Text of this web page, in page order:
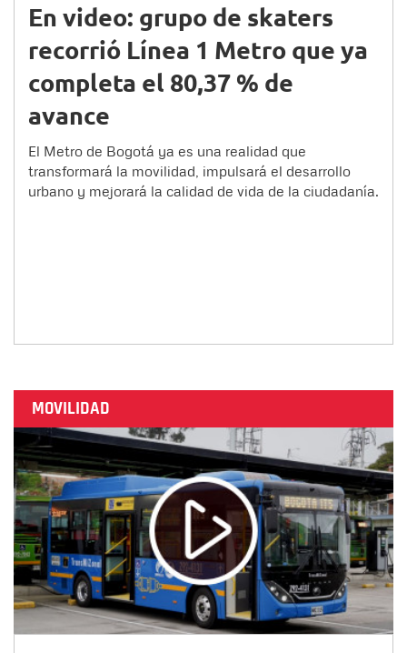
En video: grupo de skaters
recorrió Línea 1 Metro que ya
completa el 80,37 % de
avance
El Metro de Bogotá ya es una realidad que
transformará la movilidad, impulsará el desarrollo
urbano y mejorará la calidad de vida de la ciudadanía.
MOVILIDAD